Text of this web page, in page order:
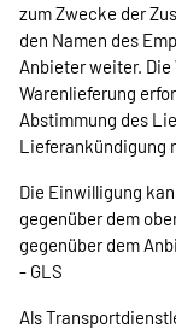
zum Zwecke der
den Namen des
Anbieter weiter.
Warenlieferung
Abstimmung des
Lieferankündigung
Die Einwilligung
gegenüber dem
gegenüber dem
- GLS
Als